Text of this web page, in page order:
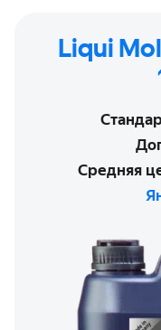
Liqui
Средняя